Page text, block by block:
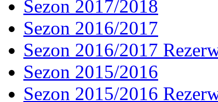
Sezon 2017/2018
Sezon 2016/2017
Sezon 2016/2017
Sezon 2015/2016
Sezon 2015/2016